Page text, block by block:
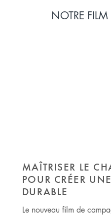
NOTRE
MAÎTRISER LE
POUR CRÉER
DURABLE
Le nouveau film de